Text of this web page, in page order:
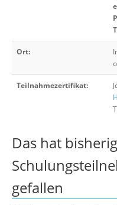
Ort:
Teilnahmezertifikat:
Das hat
gefallen